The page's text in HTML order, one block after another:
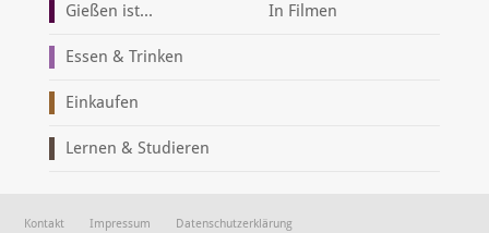
Gießen ist... In Filmen
Essen & Trinken
Einkaufen
Lernen & Studieren
Kontakt Impressum Datenschutzerklärung